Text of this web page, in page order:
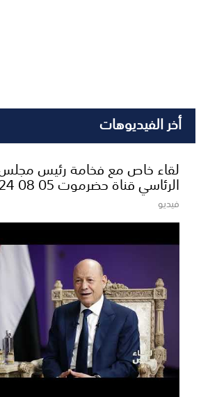
أخر الفيديوهات
لقاء خاص مع فخامة رئيس مجلس
الرئاسي قناة حضرموت 05 08 2024
فيديو